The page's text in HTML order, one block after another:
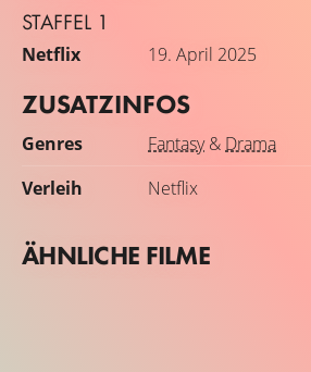
STAFFEL 1
Netflix 19. April 2025
ZUSATZINFOS
Genres Fantasy& Drama
Verleih
Netflix
ÄHNLICHE FILME